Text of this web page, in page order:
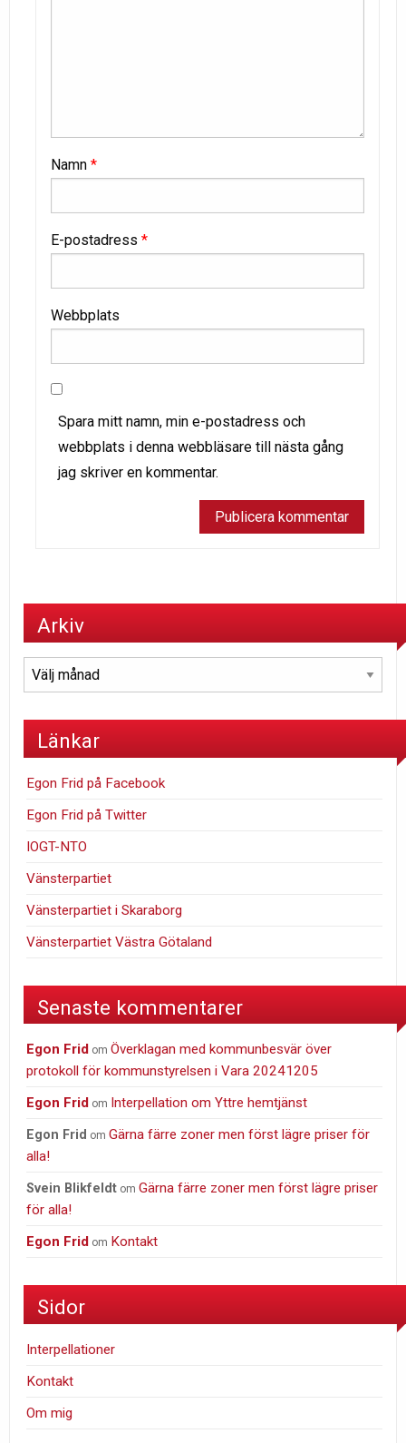
Namn *
E-postadress *
Webbplats
Spara mitt namn, min e-postadress och
webbplats i denna webbläsare till nästa gång
jag skriver en kommentar.
Arkiv
Arkiv
Länkar
Egon Frid på Facebook
Egon Frid på Twitter
IOGT-NTO
Vänsterpartiet
Vänsterpartiet i Skaraborg
Vänsterpartiet Västra Götaland
Senaste kommentarer
Egon Frid omÖverklagan med kommunbesvär över
protokoll för kommunstyrelsen i Vara 20241205
Egon Frid om Interpellation om Yttre hemtjänst
Egon Frid omGärna färre zoner men först lägre priser för
alla!
Svein Blikfeldt omGärna färre zoner men först lägre priser
för alla!
Egon Frid om Kontakt
Sidor
Interpellationer
Kontakt
Om mig